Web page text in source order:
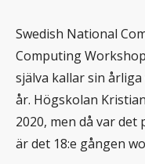
Swedish National
Computing
själva kallar sin
år. Högskolan
2020, men då var
är det 18:e gången